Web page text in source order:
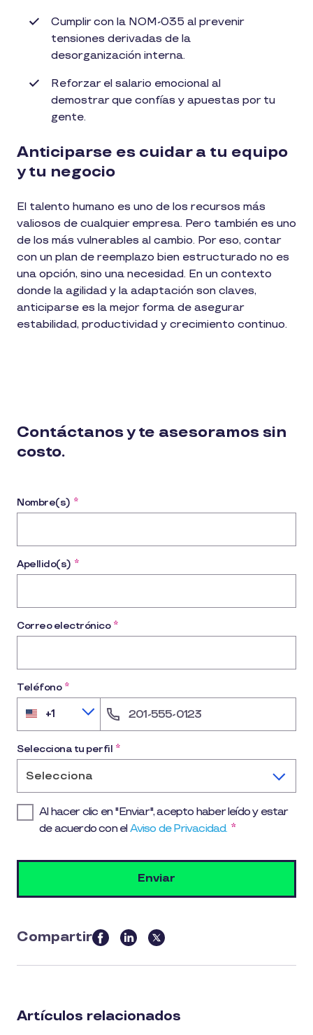
Cumplir con la NOM-035 al prevenir
tensiones derivadas de la
desorganización interna.
Reforzar el salario emocional al
demostrar que confías y apuestas por tu
gente.
Anticiparse es cuidar a tu equipo
y tu negocio
El talento humano es uno de los recursos más
valiosos de cualquier empresa. Pero también es uno
de los más vulnerables al cambio. Por eso, contar
con un plan de reemplazo bien estructurado no es
una opción, sino una necesidad. En un contexto
donde la agilidad y la adaptación son claves,
anticiparse es la mejor forma de asegurar
estabilidad, productividad y crecimiento continuo.
Contáctanos y te asesoramos sin
costo.
Nombre(s) *
Apellido(s) *
Correo electrónico *
Teléfono *
United
+1
Selecciona tu perfil *
Selecciona
Al hacer clic en "Enviar", acepto haber leído y estar
de acuerdo con elAviso de Privacidad. *
Compartir
this
article
social
media
Artículos relacionados